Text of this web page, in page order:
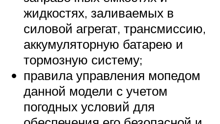
жидкостях, заливаемых в
силовой агрегат, трансмиссию,
аккумуляторную батарею и
тормозную систему;
правила управления мопедом
данной модели с учетом
погодных условий для